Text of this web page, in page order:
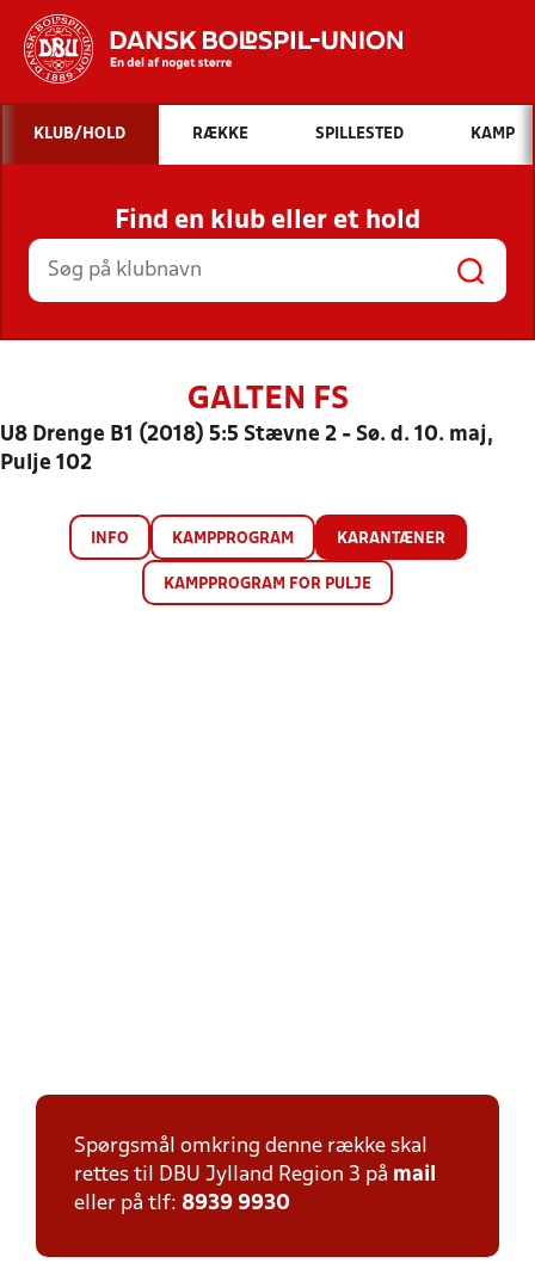
Hvad vil du søge efter?
INDHOLD OG NYHEDER
STILLINGER, RESULTATER, KLUBBER OG
HOLD
KLUB/HOLD RÆKKE SPILLESTED KAMP
Find en klub eller et hold
GALTEN FS
U8 Drenge B1 (2018) 5:5 Stævne 2 - Sø. d. 10. maj,
Pulje 102
INFO KAMPPROGRAM KARANTÆNER
KAMPPROGRAM FOR PULJE
Spørgsmål omkring denne række skal
rettes til DBU Jylland Region 3 på mail
eller på tlf: 8939 9930